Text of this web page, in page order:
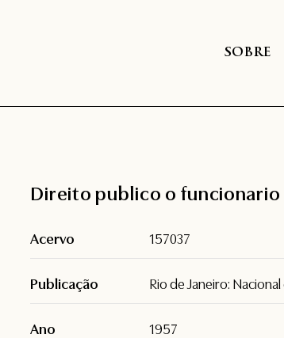
SOBRE
Direito publico o funcionario
Acervo 157037
Publicação Rio de Janeiro:
Ano 1957